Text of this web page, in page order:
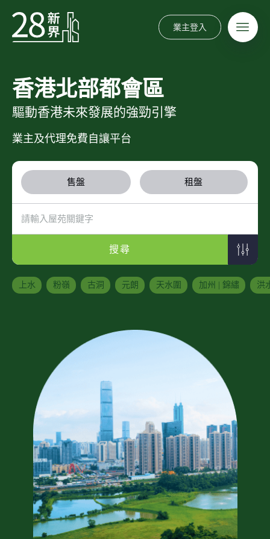
業主登入
香港北部都會區
驅動香港未來發展的強勁引擎
業主及代理免費自讓平台
售盤 租盤
搜尋
上水 粉嶺 古洞 元朗 天水圍 加州 | 錦繡 洪